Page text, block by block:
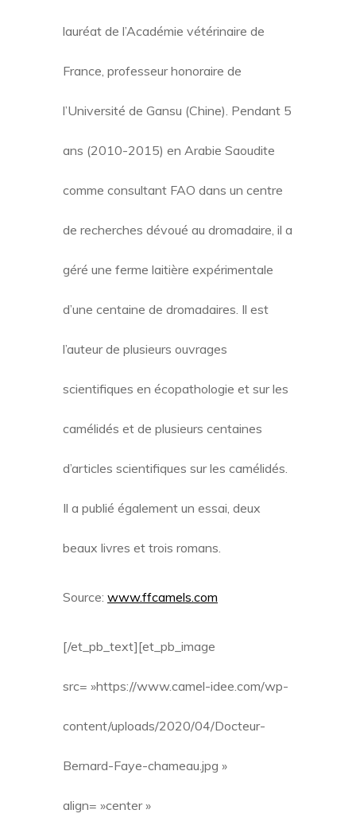
lauréat de l’Académie vétérinaire de
France, professeur honoraire de
l’Université de Gansu (Chine). Pendant 5
ans (2010-2015) en Arabie Saoudite
comme consultant FAO dans un centre
de recherches dévoué au dromadaire, il a
géré une ferme laitière expérimentale
d’une centaine de dromadaires. Il est
l’auteur de plusieurs ouvrages
scientifiques en écopathologie et sur les
camélidés et de plusieurs centaines
d’articles scientifiques sur les camélidés.
Il a publié également un essai, deux
beaux livres et trois romans.
Source: www.ffcamels.com
[/et_pb_text][et_pb_image
src= »https://www.camel-idee.com/wp-
content/uploads/2020/04/Docteur-
Bernard-Faye-chameau.jpg »
align= »center »